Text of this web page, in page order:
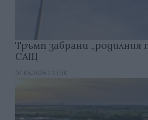
Тръмп забрани „родилния
САЩ
07.08.2026 / 13:30